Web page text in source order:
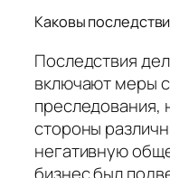
Каковы
Последствия
включают меры
преследования,
стороны
негативную
бизнес был